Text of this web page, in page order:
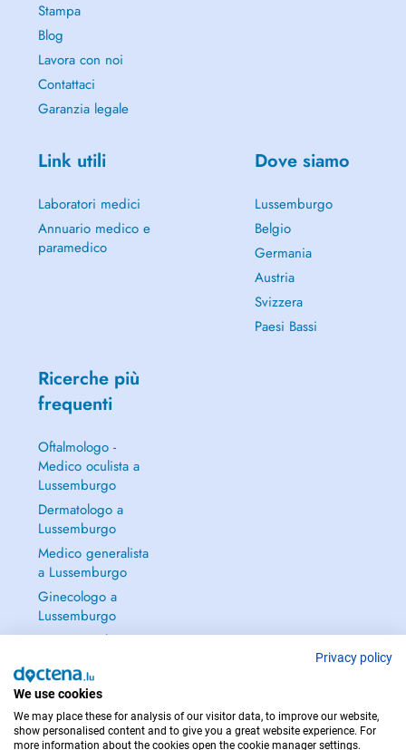
Stampa
Blog
Lavora con noi
Contattaci
Garanzia legale
Link utili
Laboratori medici
Annuario medico e
paramedico
Dove siamo
Lussemburgo
Belgio
Germania
Austria
Svizzera
Paesi Bassi
Ricerche più
frequenti
Oftalmologo -
Medico oculista a
Lussemburgo
Dermatologo a
Lussemburgo
Medico generalista
a Lussemburgo
Ginecologo a
Lussemburgo
Continua a leggere
Privacy policy
We use cookies
We may place these for analysis of our visitor data, to improve our website,
show personalised content and to give you a great website experience. For
more information about the cookies open the cookie manager settings.